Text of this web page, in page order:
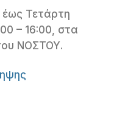
έως Τετάρτη
– 16:00, στα
ΝΟΣΤΟΥ.